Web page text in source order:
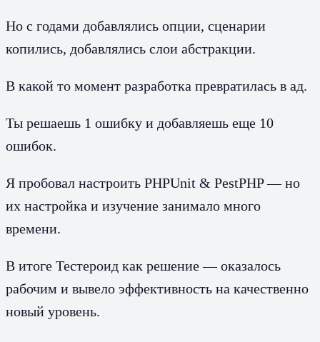
Но с годами добавлялись опции, сценарии
копились, добавлялись слои абстракции.
В какой то момент разработка превратилась в ад.
Ты решаешь 1 ошибку и добавляешь еще 10
ошибок.
Я пробовал настроить PHPUnit & PestPHP — но
их настройка и изучение занимало много
времени.
В итоге Тестероид как решение — оказалось
рабочим и вывело эффективность на качественно
новый уровень.